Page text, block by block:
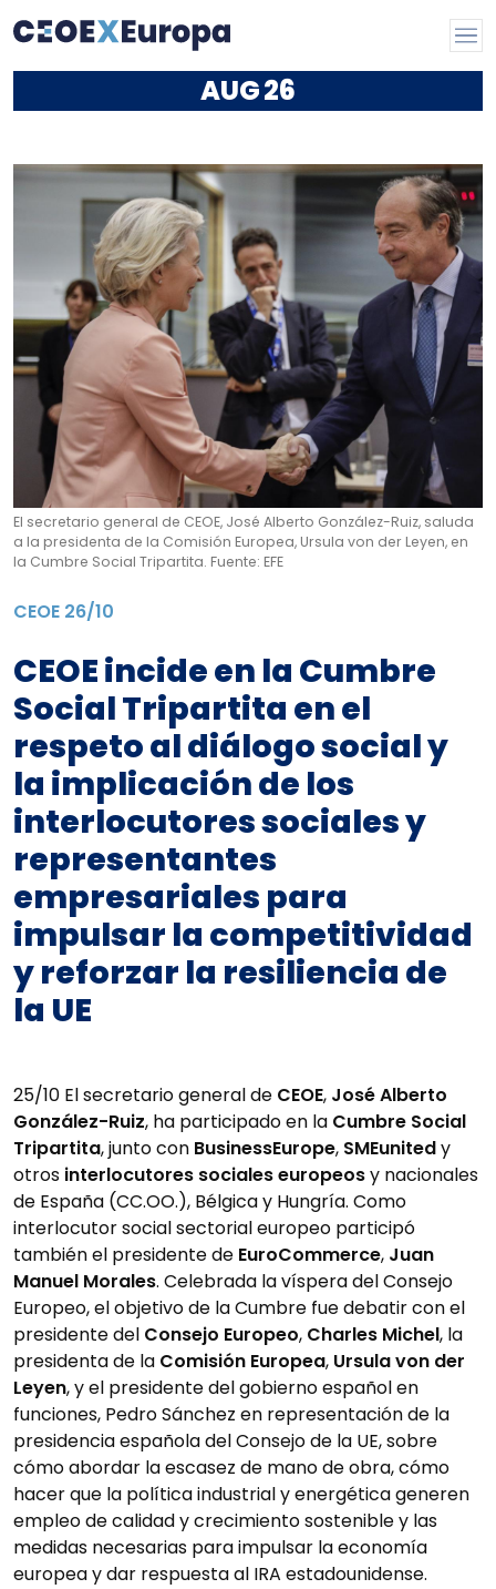
AUG26
El secretario general de CEOE, José Alberto González-Ruiz, saluda
a la presidenta de la Comisión Europea, Ursula von der Leyen, en
la Cumbre Social Tripartita. Fuente: EFE
CEOE 26/10
CEOE incide en la Cumbre
Social Tripartita en el
respeto al diálogo social y
la implicación de los
interlocutores sociales y
representantes
empresariales para
impulsar la competitividad
y reforzar la resiliencia de
la UE
25/10 El secretario general de CEOE, José Alberto
González-Ruiz, ha participado en la Cumbre Social
Tripartita, junto con BusinessEurope, SMEunitedy
otros interlocutores sociales europeosy nacionales
de España (CC.OO.), Bélgica y Hungría. Como
interlocutor social sectorial europeo participó
también el presidente de EuroCommerce, Juan
Manuel Morales. Celebrada la víspera del Consejo
Europeo, el objetivo de la Cumbre fue debatir con el
presidente del Consejo Europeo, Charles Michel, la
presidenta de la Comisión Europea, Ursula von der
Leyen, y el presidente del gobierno español en
funciones, Pedro Sánchez en representación de la
presidencia española del Consejo de la UE, sobre
cómo abordar la escasez de mano de obra, cómo
hacer que la política industrial y energética generen
empleo de calidad y crecimiento sostenible y las
medidas necesarias para impulsar la economía
europea y dar respuesta al IRA estadounidense.